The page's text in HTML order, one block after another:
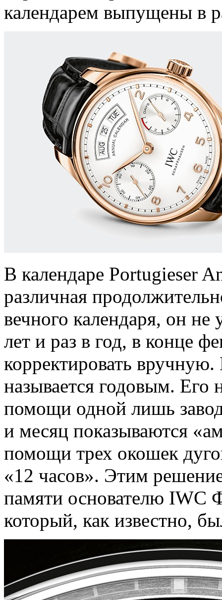
календарем выпущены в
В календаре Portugieser
различная
вечного календаря, он
лет и раз в год, в конце
корректировать
называется годовым. Его
помощи одной лишь
и месяц показываются
помощи трех окошек
«12 часов». Этим
памяти основателю IWC
который, как известно,